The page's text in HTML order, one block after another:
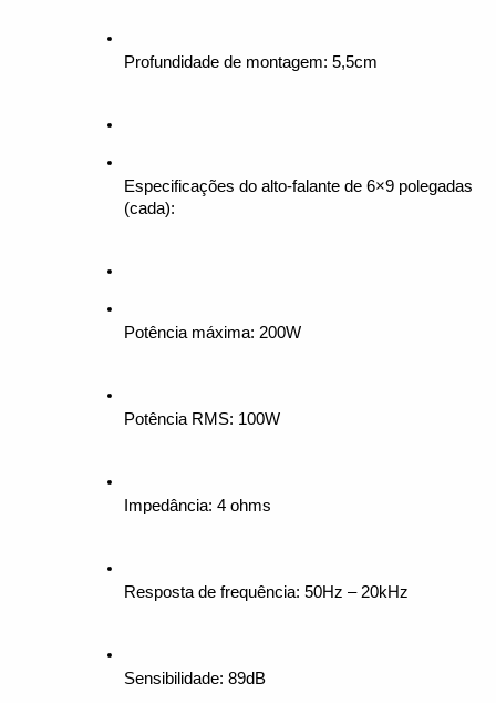
Profundidade de montagem: 5,5cm
Especificações do alto-falante de 6×9 polegadas
(cada):
Potência máxima: 200W
Potência RMS: 100W
Impedância: 4 ohms
Resposta de frequência: 50Hz – 20kHz
Sensibilidade: 89dB